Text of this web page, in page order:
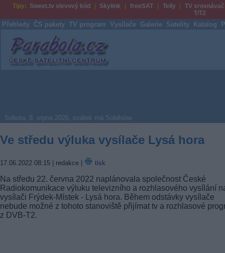
Tipy: Sweet.tv slevový kód Skylink freeSAT Telly
TV srovnávač
T/T2
Přehledy ČS pakety TV program Vysílače Galerie Satelity Katalog
Parabola.cz
Sobota, 8. srpna 2026, svátek má Soběslav
Ve středu výluka vysílače Lysá hora
17.06.2022 08:15 | redakce | tisk
Na středu 22. června 2022 naplánovala společnost České
Radiokomunikace výluku televizního a rozhlasového vysílání
vysílači Frýdek-Místek - Lysá hora. Během odstávky vysílače
nebude možné z tohoto stanoviště přijímat tv a rozhlasové
z DVB-T2.